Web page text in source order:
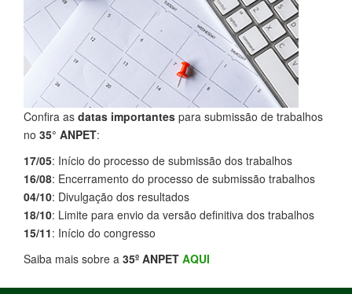
Confira as datas importantes para submissão de trabalhos
no 35° ANPET:
17/05: Início do processo de submissão dos trabalhos
16/08: Encerramento do processo de submissão trabalhos
04/10: Divulgação dos resultados
18/10: Limite para envio da versão definitiva dos trabalhos
15/11: Início do congresso
Saiba mais sobre a 35º ANPET AQUI